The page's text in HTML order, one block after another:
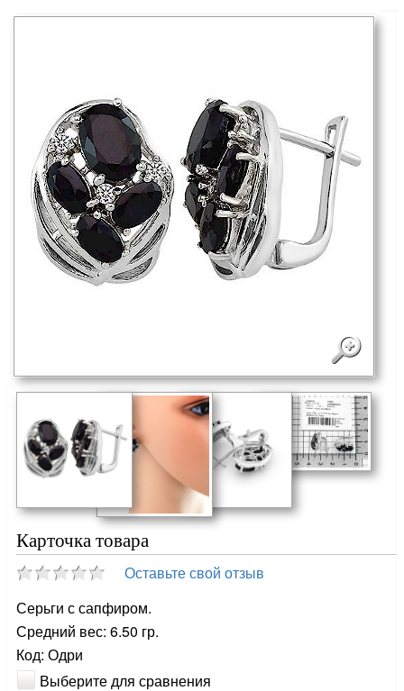
Карточка товара
Оставьте свой отзыв
Серьги с сапфиром.
Средний вес: 6.50 гр.
Код: Одри
Выберите для сравнения